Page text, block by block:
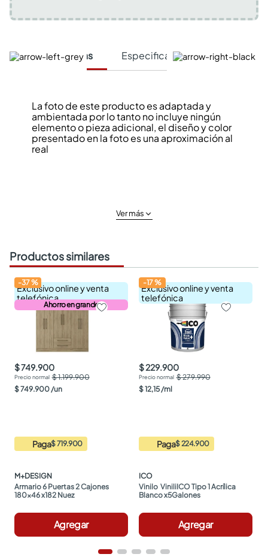
Características Especificaciones Técnicas
La foto de este producto es adaptada y
ambientada por lo tanto no incluye ningún
elemento o pieza adicional, el diseño y color
presentado en la foto es una aproximación al
real
Ver más
Productos similares
Exclusivo online y venta
telefónica
Ahorro en grande
-37%
$ 749.900
$ 1.199.900
$749.900 /un
Paga$ 719.900
M+DESIGN
Armario 6 Puertas 2 Cajones
180x46 x182 Nuez
Agregar
Exclusivo online y venta
telefónica
-17%
$ 229.900
$ 279.990
$12,15 /ml
Paga$ 224.900
ICO
Vinilo  ViniliICO Tipo 1 Acrílica
Blanco x5Galones
Agregar